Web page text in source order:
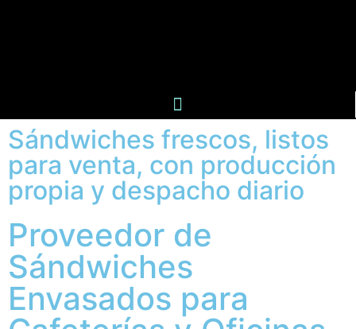
Sándwiches frescos, listos
para venta, con producción
propia y despacho diario
Proveedor de
Sándwiches
Envasados para